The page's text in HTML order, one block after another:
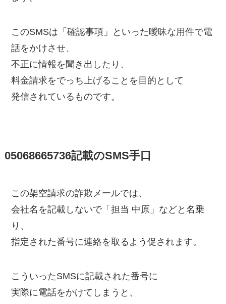
このSMSは「確認事項」といった曖昧な用件で電
話をかけさせ、
不正に情報を聞き出したり、
料金請求をでっち上げることを目的として
発信されているものです。
05068665736記載のSMS手口
この架空請求の詐欺メールでは、
会社名を記載しないで「担当 中原」などと名乗
り、
指定された番号に連絡を取るよう促されます。
こういったSMSに記載された番号に
実際に電話をかけてしまうと、